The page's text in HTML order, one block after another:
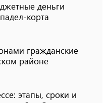
деньги
корта
гражданские
районе
этапы, сроки и